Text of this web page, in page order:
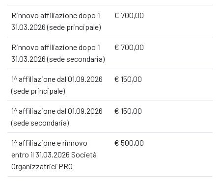
Rinnovo affiliazione dopo il
31.03.2026 (sede principale)
€ 700,00
Rinnovo affiliazione dopo il
31.03.2026 (sede secondaria)
€ 700,00
1^ affiliazione dal 01.09.2026
(sede principale)
€ 150,00
1^ affiliazione dal 01.09.2026
(sede secondaria)
€ 150,00
1^ affiliazione e rinnovo
entro il 31.03.2026 Società
Organizzatrici PRO
€ 500,00